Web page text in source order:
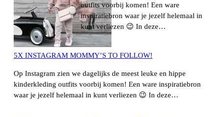
outfits voorbij komen! Een ware
inspiratiebron waar je jezelf helemaal in
kunt verliezen 😉 In deze…
5X INSTAGRAM MOMMY’S TO FOLLOW!
Op Instagram zien we dagelijks de meest leuke en hippe
kinderkleding outfits voorbij komen! Een ware inspiratiebron
waar je jezelf helemaal in kunt verliezen 😉 In deze…